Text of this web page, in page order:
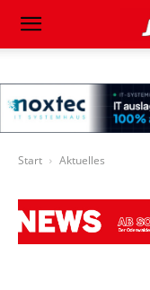
Start Aktuelles